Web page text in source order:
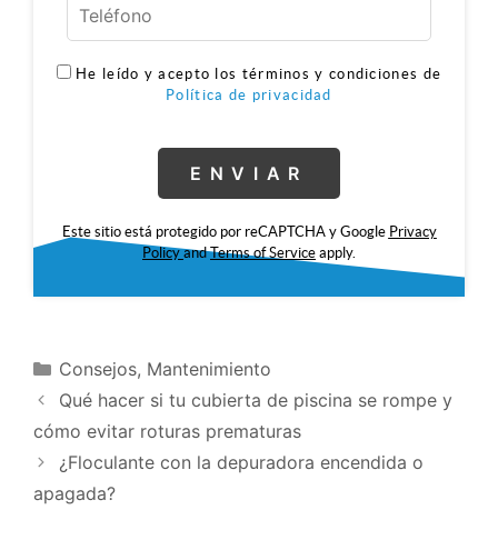
He leído y acepto los términos y condiciones de
Política de privacidad
Este sitio está protegido por reCAPTCHA y Google Privacy
Policy andTerms of Service apply.
Consejos, Mantenimiento
Qué hacer si tu cubierta de piscina se rompe y
cómo evitar roturas prematuras
¿Floculante con la depuradora encendida o
apagada?